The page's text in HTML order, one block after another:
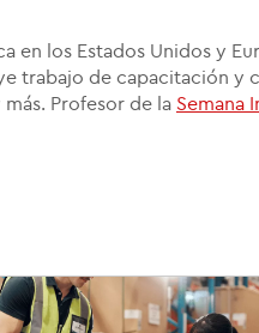
en los Estados Unidos y
trabajo de capacitación y
más. Profesor de la Semana